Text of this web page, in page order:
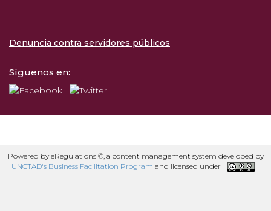
Denuncia contra servidores públicos
Síguenos en:
Powered by eRegulations ©, a content management system developed by
UNCTAD's Business Facilitation Program and licensed under